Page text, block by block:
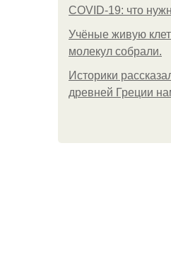
COVID-19: что
Учёные живую
молекул собрали.
Историки
древней Греции